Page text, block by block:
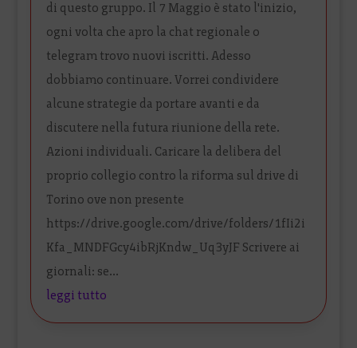
di questo gruppo. Il 7 Maggio è stato l'inizio,
ogni volta che apro la chat regionale o
telegram trovo nuovi iscritti. Adesso
dobbiamo continuare. Vorrei condividere
alcune strategie da portare avanti e da
discutere nella futura riunione della rete.
Azioni individuali. Caricare la delibera del
proprio collegio contro la riforma sul drive di
Torino ove non presente
https://drive.google.com/drive/folders/1fIi2i
Kfa_MNDFGcy4ibRjKndw_Uq3yJF Scrivere ai
giornali: se...
leggi tutto